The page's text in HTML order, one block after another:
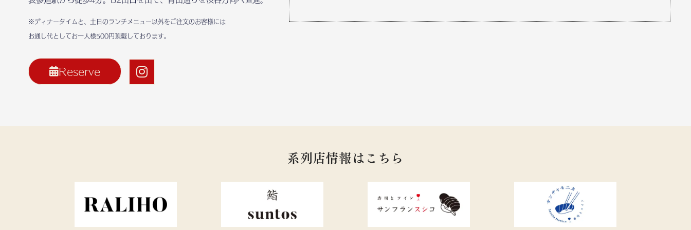
※ディナータイムと、土日のランチメニュー以外をご注文のお客様には
お通し代としてお一人様500円頂戴しております。
Reserve
系列店情報はこちら